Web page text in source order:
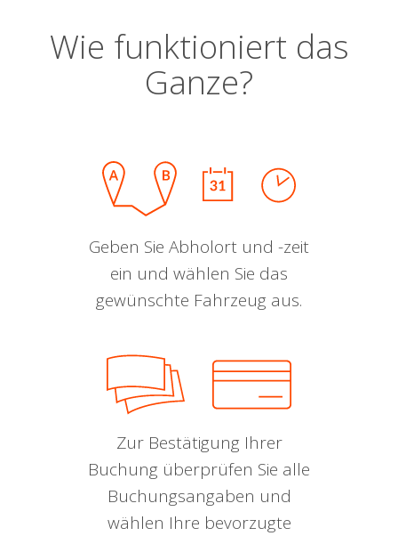
Wie funktioniert das
Ganze?
Geben Sie Abholort und -zeit
ein und wählen Sie das
gewünschte Fahrzeug aus.
Zur Bestätigung Ihrer
Buchung überprüfen Sie alle
Buchungsangaben und
wählen Ihre bevorzugte